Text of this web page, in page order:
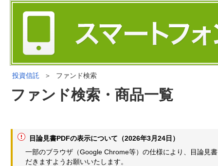
投資信託 ＞ ファンド検索
ファンド検索・商品一覧
目論見書PDFの表示について（2026年3月24日）
一部のブラウザ（Google Chrome等）の仕様により、目論見
だきますようお願いいたします。